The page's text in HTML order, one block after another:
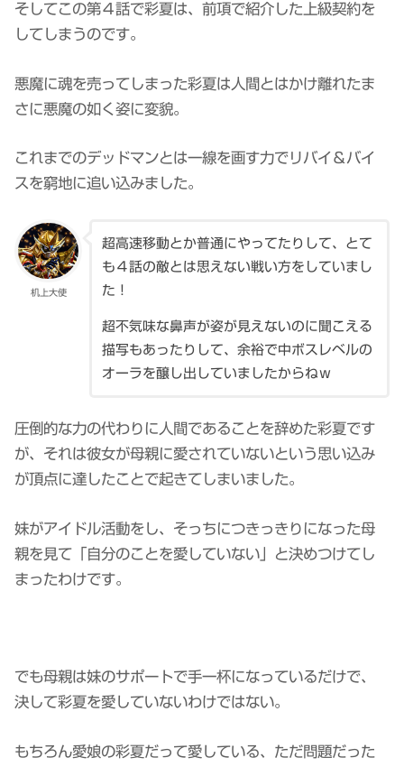
そしてこの第４話で彩夏は、前項で紹介した上級契約を
してしまうのです。
悪魔に魂を売ってしまった彩夏は人間とはかけ離れたま
さに悪魔の如く姿に変貌。
これまでのデッドマンとは一線を画す力でリバイ＆バイ
スを窮地に追い込みました。
机上大使
超高速移動とか普通にやってたりして、とて
も４話の敵とは思えない戦い方をしていまし
た！
超不気味な鼻声が姿が見えないのに聞こえる
描写もあったりして、余裕で中ボスレベルの
オーラを醸し出していましたからねｗ
圧倒的な力の代わりに人間であることを辞めた彩夏です
が、それは彼女が母親に愛されていないという思い込み
が頂点に達したことで起きてしまいました。
妹がアイドル活動をし、そっちにつきっきりになった母
親を見て「自分のことを愛していない」と決めつけてし
まったわけです。
でも母親は妹のサポートで手一杯になっているだけで、
決して彩夏を愛していないわけではない。
もちろん愛娘の彩夏だって愛している、ただ問題だった